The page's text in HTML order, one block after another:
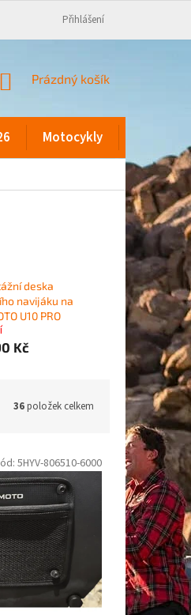
Přihlášení
NÁKUPNÍ
Prázdný košík
Motocykly
deska
navijáku na
U10 PRO
Kč
36položek celkem
5HYV-806510-6000